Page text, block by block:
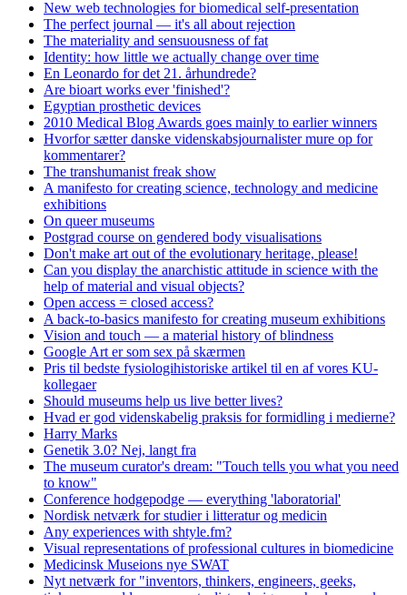
New web technologies for biomedical self-presentation
The perfect journal — it's all about rejection
The materiality and sensuousness of fat
Identity: how little we actually change over time
En Leonardo for det 21. århundrede?
Are bioart works ever 'finished'?
Egyptian prosthetic devices
2010 Medical Blog Awards goes mainly to earlier winners
Hvorfor sætter danske videnskabsjournalister mure op for
kommentarer?
The transhumanist freak show
A manifesto for creating science, technology and medicine
exhibitions
On queer museums
Postgrad course on gendered body visualisations
Don't make art out of the evolutionary heritage, please!
Can you display the anarchistic attitude in science with the
help of material and visual objects?
Open access = closed access?
A back-to-basics manifesto for creating museum exhibitions
Vision and touch — a material history of blindness
Google Art er som sex på skærmen
Pris til bedste fysiologihistoriske artikel til en af vores KU-
kollegaer
Should museums help us live better lives?
Hvad er god videnskabelig praksis for formidling i medierne?
Harry Marks
Genetik 3.0? Nej, langt fra
The museum curator's dream: "Touch tells you what you need
to know"
Conference hodgepodge — everything 'laboratorial'
Nordisk netværk for studier i litteratur og medicin
Any experiences with shtyle.fm?
Visual representations of professional cultures in biomedicine
Medicinsk Museions nye SWAT
Nyt netværk for "inventors, thinkers, engineers, geeks,